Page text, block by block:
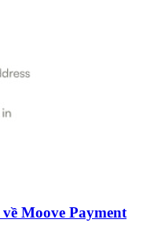
Moove Payment